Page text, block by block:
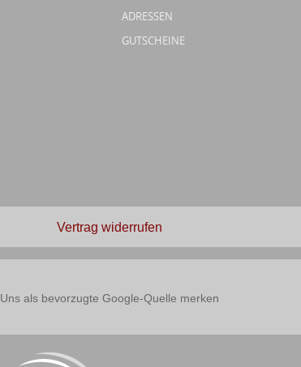
ADRESSEN
GUTSCHEINE
Vertrag widerrufen
Uns als bevorzugte Google-Quelle merken